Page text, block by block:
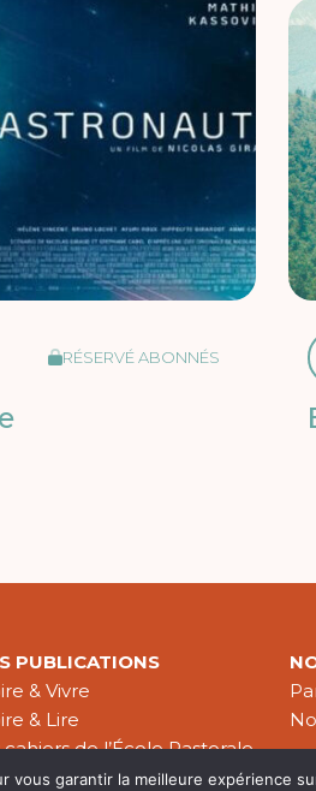
RÉSERVÉ ABONNÉS
PUBLICATIONS
& Vivre
& Lire
cahiers de l’École Pastorale
Évangélique
vous garantir la meilleure expérience